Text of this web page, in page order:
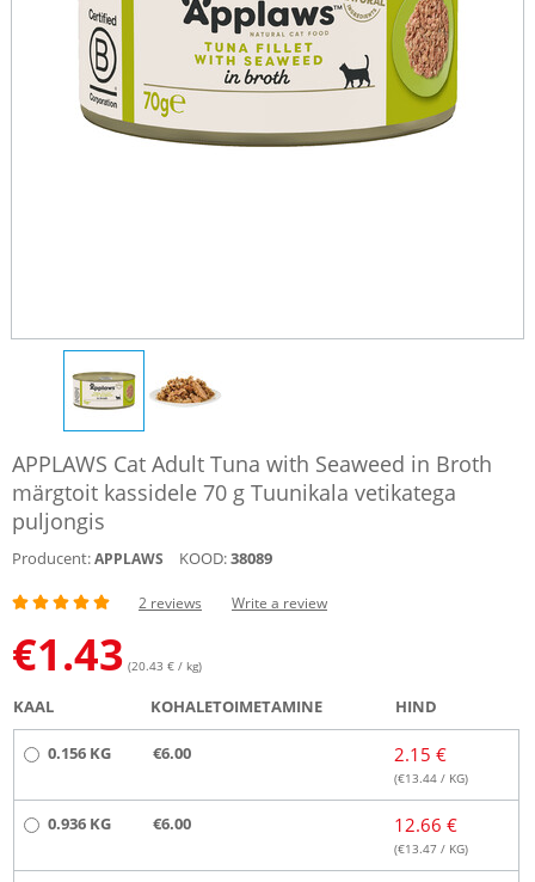
APPLAWS Cat Adult Tuna with Seaweed in Broth
märgtoit kassidele 70 g Tuunikala vetikatega
puljongis
Producent:APPLAWS KOOD:38089
2 reviews Write a review
€1.43 (20.43 € / kg)
KAAL KOHALETOIMETAMINE HIND
0.156 KG €6.00 2.15 €
(€13.44 / KG)
0.936 KG €6.00 12.66 €
(€13.47 / KG)